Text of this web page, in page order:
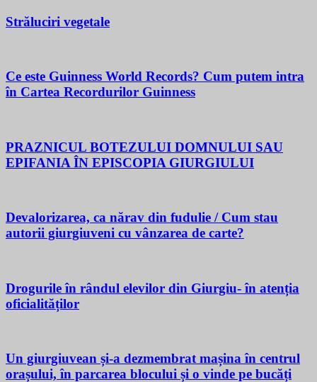
Străluciri vegetale
Ce este Guinness World Records? Cum putem intra
în Cartea Recordurilor Guinness
PRAZNICUL BOTEZULUI DOMNULUI SAU
EPIFANIA ÎN EPISCOPIA GIURGIULUI
Devalorizarea, ca nărav din fudulie / Cum stau
autorii giurgiuveni cu vânzarea de carte?
Drogurile în rândul elevilor din Giurgiu- în atenția
oficialităților
Un giurgiuvean și-a dezmembrat mașina în centrul
orașului, în parcarea blocului și o vinde pe bucăți